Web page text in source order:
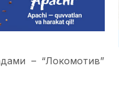
– “Локомотив”